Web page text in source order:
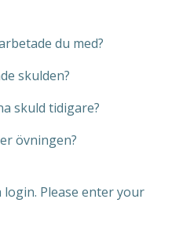
du med?
skulden?
skuld tidigare?
övningen?
Please enter your